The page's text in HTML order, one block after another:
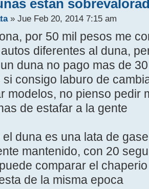
estan
» Jue Feb 20, 2014 7:15 am
por 50 mil pesos me
diferentes al duna,
duna no pago mas de
consigo laburo de
modelos, no pienso pedir
de estafar a la gente
duna es una lata de
mantenido, con 20
comparar el
de la misma epoca